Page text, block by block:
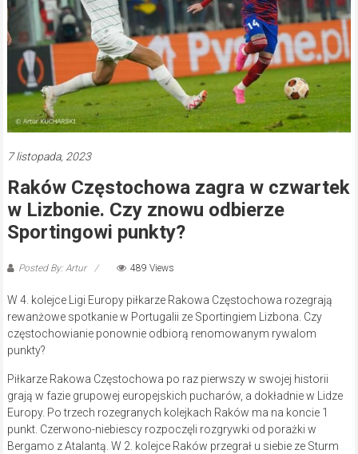
7 listopada, 2023
Raków Częstochowa zagra w czwartek
w Lizbonie. Czy znowu odbierze
Sportingowi punkty?
Posted By: Artur 489 Views
W 4. kolejce Ligi Europy piłkarze Rakowa Częstochowa rozegrają
rewanżowe spotkanie w Portugalii ze Sportingiem Lizbona. Czy
częstochowianie ponownie odbiorą renomowanym rywalom
punkty?
Piłkarze Rakowa Częstochowa po raz pierwszy w swojej historii
grają w fazie grupowej europejskich pucharów, a dokładnie w Lidze
Europy. Po trzech rozegranych kolejkach Raków ma na koncie 1
punkt. Czerwono-niebiescy rozpoczęli rozgrywki od porażki w
Bergamo z Atalantą. W 2. kolejce Raków przegrał u siebie ze Sturm